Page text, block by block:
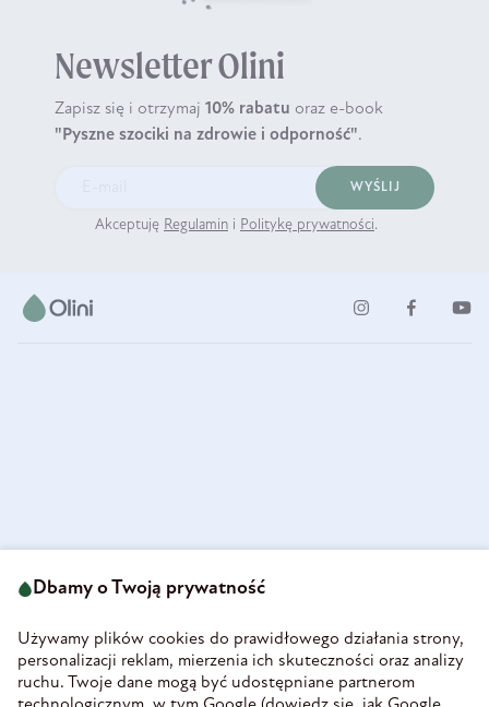
Newsletter Olini
Zapisz się i otrzymaj 10% rabatu oraz e-book
"Pyszne szociki na zdrowie i odporność".
WYŚLIJ
Akceptuję Regulamin i Politykę prywatności.
58-160 Świebodzice
REGON 890213034
INFORMACJE
Dbamy o Twoją prywatność
Używamy plików cookies do prawidłowego działania strony,
personalizacji reklam, mierzenia ich skuteczności oraz analizy
ruchu. Twoje dane mogą być udostępniane partnerom